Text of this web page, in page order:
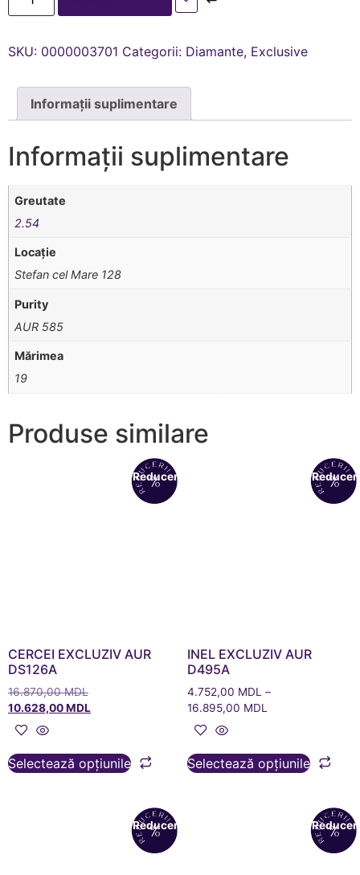
SKU: 0000003701 Categorii: Diamante, Exclusive
Informații suplimentare
Informații suplimentare
Greutate
2.54
Locație
Stefan cel Mare 128
Purity
AUR 585
Mărimea
19
Produse similare
Reduceri!
CERCEI EXCLUZIV AUR
DS126A
16.870,00MDL
10.628,00MDL
Selectează opțiunile
INEL EXCLUZIV AUR
D495A
4.752,00 MDL –
16.895,00 MDL
Selectează opțiunile
Reduceri!